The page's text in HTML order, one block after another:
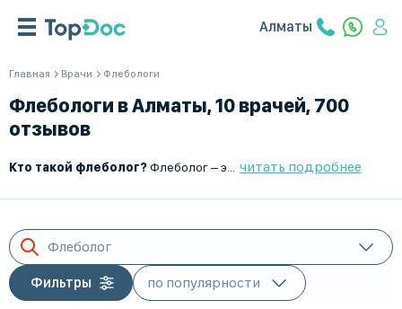
Алматы
Главная Врачи Флебологи
Флебологи в Алматы, 10 врачей, 700
отзывов
Кто такой флеболог?Флеболог – это врач, который занимается диагностикой, лечением и профилактикой заболеваний вен. Он помогает пациентам с варикозной болезнью, тромбофлебитом, хронической венозной недостаточностью и другими сосудистыми патологиями. читать подробнее
Флеболог
Фильтры